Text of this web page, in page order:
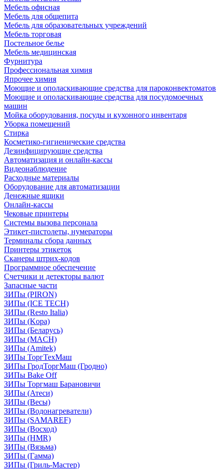
Мебель офисная
Мебель для общепита
Мебель для образовательных учреждений
Мебель торговая
Постельное белье
Мебель медицинская
Фурнитура
Профессиональная химия
Япрочее химия
Моющие и ополаскивающие средства для пароконвектоматов
Моющие и ополаскивающие средства для посудомоечных
машин
Мойка оборудования, посуды и кухонного инвентаря
Уборка помещений
Стирка
Косметико-гигиенические средства
Дезинфицирующие средства
Автоматизация и онлайн-кассы
Видеонаблюдение
Расходные материалы
Оборудование для автоматизации
Денежные ящики
Онлайн-кассы
Чековые принтеры
Системы вызова персонала
Этикет-пистолеты, нумераторы
Терминалы сбора данных
Принтеры этикеток
Сканеры штрих-кодов
Программное обеспечение
Счетчики и детекторы валют
Запасные части
ЗИПы (PIRON)
ЗИПы (ICE TECH)
ЗИПы (Resto Italia)
ЗИПы (Kopa)
ЗИПы (Беларусь)
ЗИПы (MACH)
ЗИПы (Amitek)
ЗИПы ТоргТехМаш
ЗИПы ГродТоргМаш (Гродно)
ЗИПы Bake Off
ЗИПы Торгмаш Барановичи
ЗИПы (Атеси)
ЗИПы (Весы)
ЗИПы (Водонагреватели)
ЗИПы (SAMAREF)
ЗИПы (Восход)
ЗИПы (HMR)
ЗИПы (Вязьма)
ЗИПы (Гамма)
ЗИПы (Гриль-Мастер)